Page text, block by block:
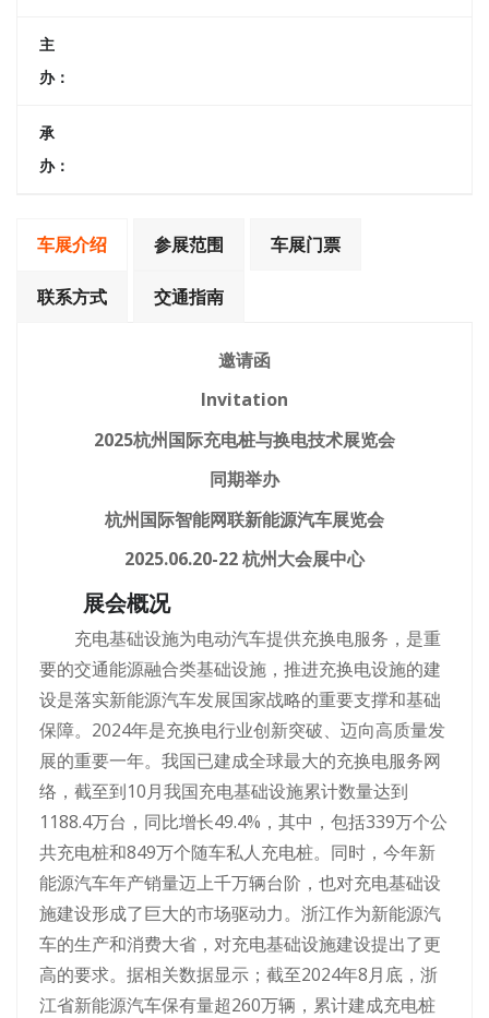
主
办：
承
办：
车展介绍 参展范围 车展门票
联系方式 交通指南
邀请函
Invitation
2025杭州国际充电桩与换电技术展览会
同期举办
杭州国际智能网联新能源汽车展览会
2025.06.20-22 杭州大会展中心
展会概况
充电基础设施为电动汽车提供充换电服务，是重
要的交通能源融合类基础设施，推进充换电设施的建
设是落实新能源汽车发展国家战略的重要支撑和基础
保障。2024年是充换电行业创新突破、迈向高质量发
展的重要一年。我国已建成全球最大的充换电服务网
络，截至到10月我国充电基础设施累计数量达到
1188.4万台，同比增长49.4%，其中，包括339万个公
共充电桩和849万个随车私人充电桩。同时，今年新
能源汽车年产销量迈上千万辆台阶，也对充电基础设
施建设形成了巨大的市场驱动力。浙江作为新能源汽
车的生产和消费大省，对充电基础设施建设提出了更
高的要求。据相关数据显示；截至2024年8月底，浙
江省新能源汽车保有量超260万辆，累计建成充电桩